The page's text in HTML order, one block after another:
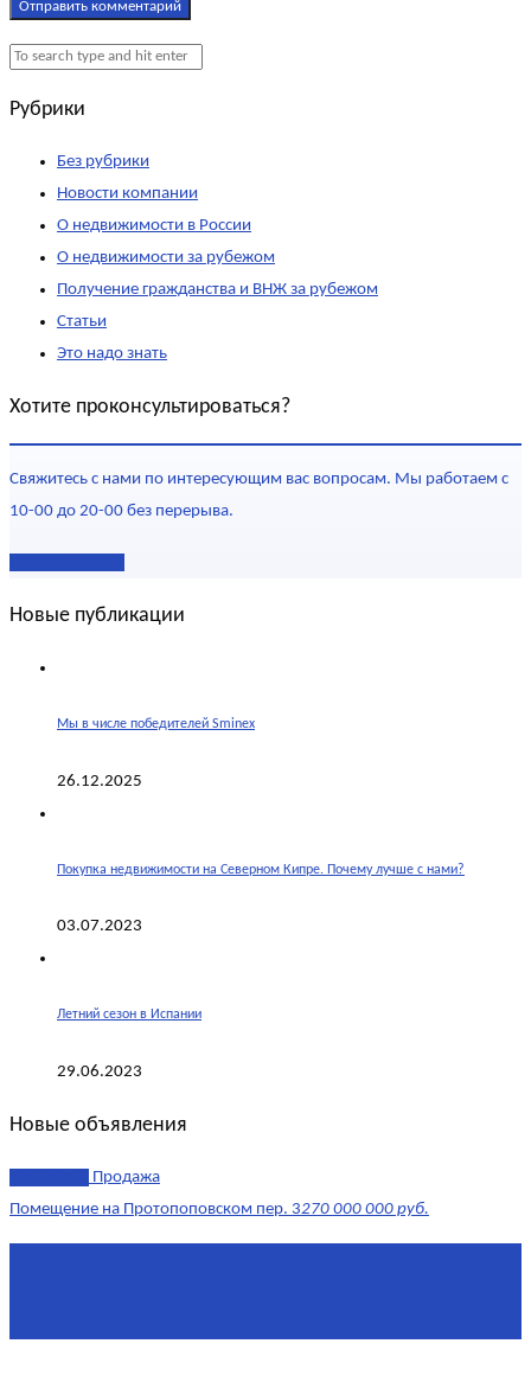
Рубрики
Без рубрики
Новости компании
О недвижимости в России
О недвижимости за рубежом
Получение гражданства и ВНЖ за рубежом
Статьи
Это надо знать
Хотите проконсультироваться?
Свяжитесь с нами по интересующим вас вопросам. Мы работаем с
10-00 до 20-00 без перерыва.
Новые публикации
Мы в числе победителей Sminex
26.12.2025
Покупка недвижимости на Северном Кипре. Почему лучше с нами?
03.07.2023
Летний сезон в Испании
29.06.2023
Новые объявления
Продажа
Помещение на Протопоповском пер. 3270 000 000 руб.